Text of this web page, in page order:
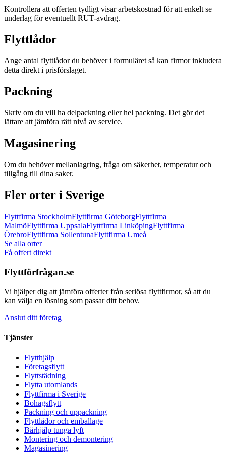
Kontrollera att offerten tydligt visar arbetskostnad för att enkelt se
underlag för eventuellt RUT-avdrag.
Flyttlådor
Ange antal flyttlådor du behöver i formuläret så kan firmor inkludera
detta direkt i prisförslaget.
Packning
Skriv om du vill ha delpackning eller hel packning. Det gör det
lättare att jämföra rätt nivå av service.
Magasinering
Om du behöver mellanlagring, fråga om säkerhet, temperatur och
tillgång till dina saker.
Fler orter i Sverige
Flyttfirma StockholmFlyttfirma GöteborgFlyttfirma
MalmöFlyttfirma UppsalaFlyttfirma LinköpingFlyttfirma
ÖrebroFlyttfirma SollentunaFlyttfirma Umeå
Se alla orter
Få offert direkt
Flyttförfrågan.se
Vi hjälper dig att jämföra offerter från seriösa flyttfirmor, så att du
kan välja en lösning som passar ditt behov.
Anslut ditt företag
Tjänster
Flytthjälp
Företagsflytt
Flyttstädning
Flytta utomlands
Flyttfirma i Sverige
Bohagsflytt
Packning och uppackning
Flyttlådor och emballage
Bärhjälp tunga lyft
Montering och demontering
Magasinering